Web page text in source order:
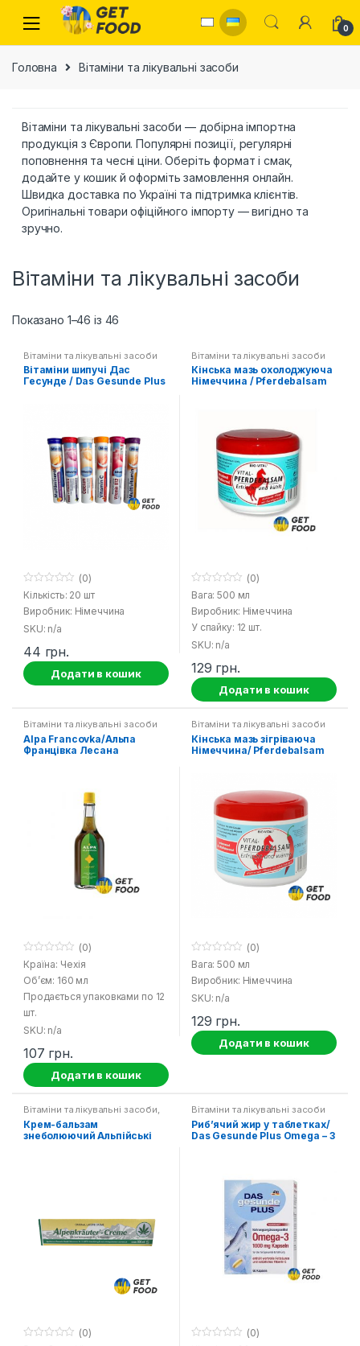
Skip to navigation
Skip to content
0
Головна Вітаміни та лікувальні засоби
Вітаміни та лікувальні засоби — добірна імпортна
продукція з Європи. Популярні позиції, регулярні
поповнення та чесні ціни. Оберіть формат і смак,
додайте у кошик й оформіть замовлення онлайн.
Швидка доставка по Україні та підтримка клієнтів.
Оригінальні товари офіційного імпорту — вигідно та
зручно.
Вітаміни та лікувальні засоби
Показано 1–46 із 46
Вітаміни та лікувальні засоби
Вітаміни шипучі Дас
Гесунде / Das Gesunde Plus
0
o
u
o
5
(0)
Кількість: 20 шт
Виробник: Німеччина
SKU: n/a
44 грн.
Додати в кошик
Вітаміни та лікувальні засоби
Кінська мазь охолоджуюча
Німеччина / Pferdebalsam
0
o
u
o
f
5
(0)
Вага: 500 мл
Виробник: Німеччина
У спайку: 12 шт.
SKU: n/a
129 грн.
Додати в кошик
Вітаміни та лікувальні засоби
Alpa Francovka/Альпа
Францівка Лесана
0
o
u
o
f
5
(0)
Країна: Чехія
Об’єм: 160 мл
Продається упаковками по 12
шт.
SKU: n/a
107 грн.
Додати в кошик
Вітаміни та лікувальні засоби
Кінська мазь зігріваюча
Німеччина/ Pferdebalsam
0
o
u
o
5
(0)
Вага: 500 мл
Виробник: Німеччина
SKU: n/a
129 грн.
Додати в кошик
Вітаміни та лікувальні засоби,
Побутова хімія
Крем-бальзам
знеболюючий Альпійські
(0)
Вітаміни та лікувальні засоби
Риб’ячий жир у таблетках/
Das Gesunde Plus Omega – 3
(0)